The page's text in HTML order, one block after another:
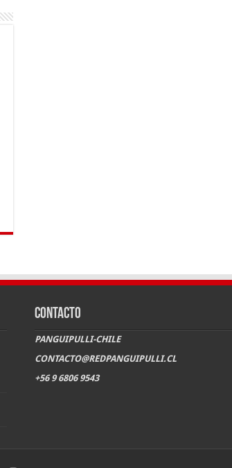
CONTACTO
PANGUIPULLI-CHILE
CONTACTO@REDPANGUIPULLI.CL
+56 9 6806 9543